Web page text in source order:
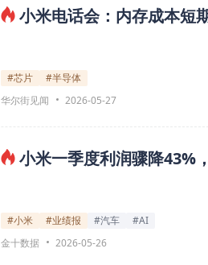
小米电话会：内存成本短
#芯片
#半导体
华尔街见闻
2026-05-27
小米一季度利润骤降43%
#小米 #业绩报 #汽车
#AI
金十数据
2026-05-26